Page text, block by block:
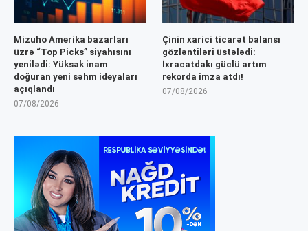
Mizuho Amerika bazarları
üzrə “Top Picks” siyahısını
yenilədi: Yüksək inam
doğuran yeni səhm ideyaları
açıqlandı
07/08/2026
Çinin xarici ticarət balansı
gözləntiləri üstələdi:
İxracatdakı güclü artım
rekorda imza atdı!
07/08/2026